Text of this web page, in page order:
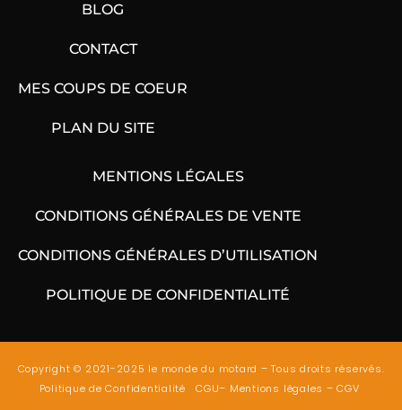
BLOG
CONTACT
MES COUPS DE COEUR
PLAN DU SITE
MENTIONS LÉGALES
CONDITIONS GÉNÉRALES DE VENTE
CONDITIONS GÉNÉRALES D’UTILISATION
POLITIQUE DE CONFIDENTIALITÉ
Copyright © 2021-2025 le monde du motard – Tous droits réservés.
Politique de Confidentialité
CGU– Mentions légales –CGV